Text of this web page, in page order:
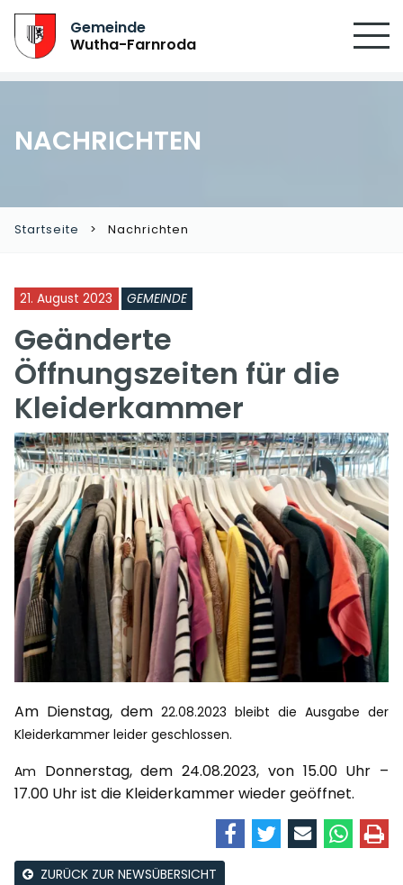
Gemeinde
Wutha-Farnroda
NACHRICHTEN
Startseite Nachrichten
21. August 2023 GEMEINDE
Geänderte
Öffnungszeiten für die
Kleiderkammer
Am Dienstag, dem 22.08.2023 bleibt die Ausgabe der
Kleiderkammer leider geschlossen.
Am Donnerstag, dem 24.08.2023, von 15.00 Uhr –
17.00 Uhr ist die Kleiderkammer wieder geöffnet.
ZURÜCK ZUR NEWSÜBERSICHT